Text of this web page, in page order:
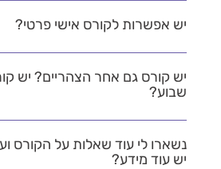
יש אפשרות לקורס אישי פרטי?
יש קורס גם אחר הצהריים? יש
שבוע?
נשארו לי עוד שאלות על הקורס
יש עוד מידע?